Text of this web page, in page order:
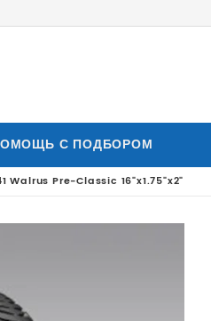
С ПОДБОРОМ
Walrus Pre-Classic 16"x1.75"x2"